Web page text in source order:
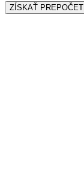
ZÍSKAŤ PREPOČET